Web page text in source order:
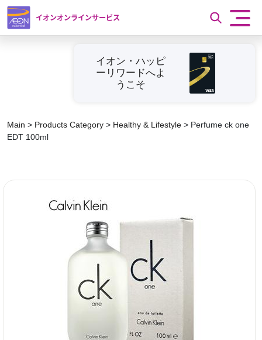
イオンオンラインサービス
イオン・ハッピ
ーリワードへよ
うこそ
Main > Products Category > Healthy & Lifestyle > Perfume ck one
EDT 100ml